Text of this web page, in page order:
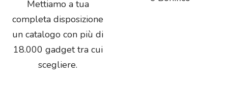
Mettiamo a tua
completa disposizione
un catalogo con più di
18.000 gadget tra cui
scegliere.